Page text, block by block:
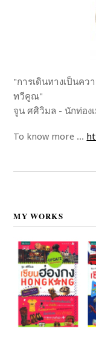
"การเดินทางเป็นค
ทวีคูณ"
จูน ศศิวิมล - นักท่อง
To know more ...
MY WORKS